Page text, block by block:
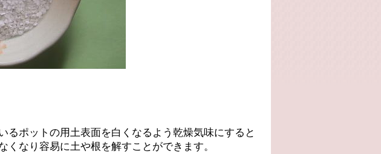
るポットの用土表面を白くなるよう乾燥気味にすると
くなり容易に土や根を解すことができます。